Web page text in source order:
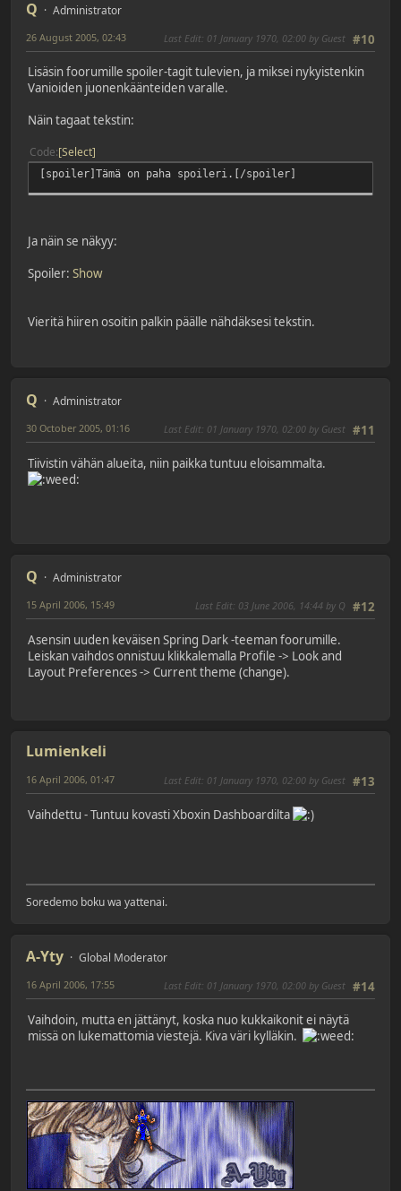
Q Administrator
#10
26 August 2005, 02:43 Last Edit: 01 January 1970, 02:00 by Guest
Lisäsin foorumille spoiler-tagit tulevien, ja miksei nykyistenkin
Vanioiden juonenkäänteiden varalle.
Näin tagaat tekstin:
Code Select
[spoiler]Tämä on paha spoileri.[/spoiler]
Ja näin se näkyy:
Spoiler: Show
Vieritä hiiren osoitin palkin päälle nähdäksesi tekstin.
Q Administrator
#11
30 October 2005, 01:16 Last Edit: 01 January 1970, 02:00 by Guest
Tiivistin vähän alueita, niin paikka tuntuu eloisammalta.
Q Administrator
#12
15 April 2006, 15:49 Last Edit: 03 June 2006, 14:44 by Q
Asensin uuden keväisen Spring Dark -teeman foorumille.
Leiskan vaihdos onnistuu klikkalemalla Profile -> Look and
Layout Preferences -> Current theme (change).
Lumienkeli
#13
16 April 2006, 01:47 Last Edit: 01 January 1970, 02:00 by Guest
Vaihdettu - Tuntuu kovasti Xboxin Dashboardilta
Soredemo boku wa yattenai.
A-Yty Global Moderator
#14
16 April 2006, 17:55 Last Edit: 01 January 1970, 02:00 by Guest
Vaihdoin, mutta en jättänyt, koska nuo kukkaikonit ei näytä
missä on lukemattomia viestejä. Kiva väri kylläkin.